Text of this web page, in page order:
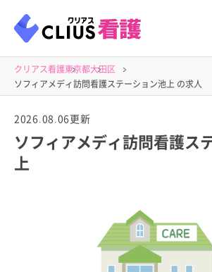
クリアス看護東京都大田区
ソフィアメディ訪問看護ステーション池上 の求人
2026.08.06更新
ソフィアメディ訪問看護ス
上